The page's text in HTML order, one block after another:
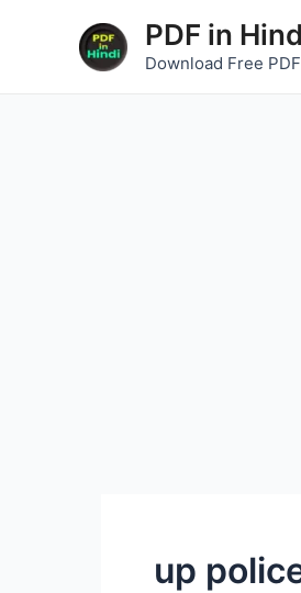
PDF in
Download Free
up